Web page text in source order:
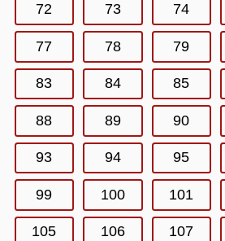
72 73 74
77 78 79
83 84 85
88 89 90
93 94 95
99 100 101
105 106 107